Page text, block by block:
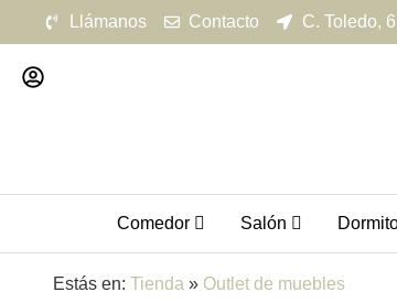
Llámanos Contacto C. Toledo,
Comedor Salón
Estás en: Tienda » Outlet de muebles